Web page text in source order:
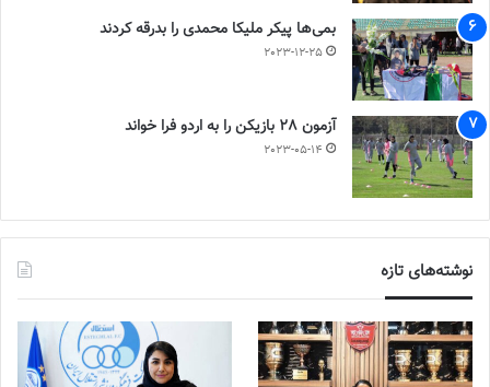
بمی‌ها پیکر ملیکا محمدی را بدرقه کردند
2023-12-25
آزمون 28 بازیکن را به اردو فرا خواند
2023-05-14
نوشته‌های تازه